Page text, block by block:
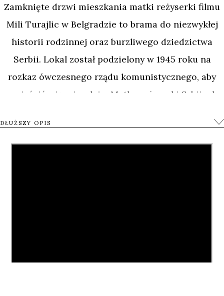
Zamknięte drzwi mieszkania matki reżyserki filmu
Mili Turajlic w Belgradzie to brama do niezwykłej
historii rodzinnej oraz burzliwego dziedzictwa
Serbii. Lokal został podzielony w 1945 roku na
rozkaz ówczesnego rządu komunistycznego, aby
pomieścić więcej rodzin. Matka reżyserki Srbijanka
salonie prowadzące do innych pomieszczeń zostały
zamknięte, a 30 lat później, gdy urodziła się Mila
wybitna działaczka polityczna, która odegrała
DŁUŻSZY OPIS